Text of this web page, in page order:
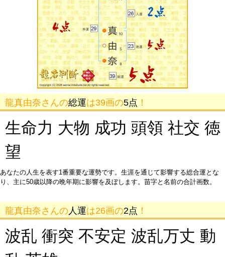
龍真由奈さんの総運は39画の5点 ！
生命力 大物 成功 頭領 社交 徳
望
あなたの人生を表す1番重要な運勢です。生涯を通じて影響する総合運とな
り、主に50歳以降の晩年期に影響を及ぼします。苗字と名前の合計画数。
龍真由奈さんの 人運は26画の2点 ！
波乱 衝突 不安定 波乱万丈 動